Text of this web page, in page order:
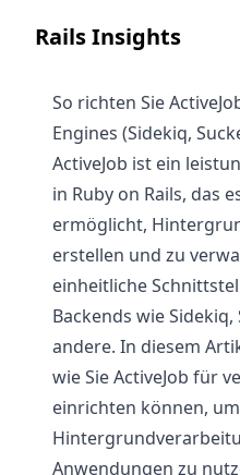
Rails Insights
So richten Sie
Engines (Sidekiq,
ActiveJob ist ein
in Ruby on Rails, das
ermöglicht,
erstellen und zu
einheitliche
Backends wie
andere. In diesem
wie Sie ActiveJob für
einrichten können,
Anwendungen zu